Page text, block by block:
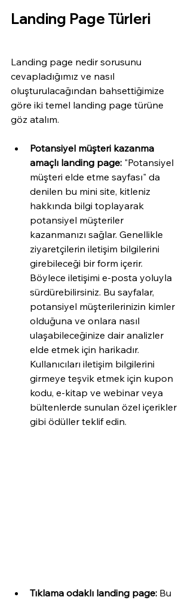
Landing Page Türleri
Landing page nedir sorusunu
cevapladığımız ve nasıl
oluşturulacağından bahsettiğimize
göre iki temel landing page türüne
göz atalım.
Potansiyel müşteri kazanma
amaçlı landing page: "Potansiyel
müşteri elde etme sayfası" da
denilen bu mini site, kitleniz
hakkında bilgi toplayarak
potansiyel müşteriler
kazanmanızı sağlar. Genellikle
ziyaretçilerin iletişim bilgilerini
girebileceği bir form içerir.
Böylece iletişimi e-posta yoluyla
sürdürebilirsiniz. Bu sayfalar,
potansiyel müşterilerinizin kimler
olduğuna ve onlara nasıl
ulaşabileceğinize dair analizler
elde etmek için harikadır.
Kullanıcıları iletişim bilgilerini
girmeye teşvik etmek için kupon
kodu, e-kitap ve webinar veya
bültenlerde sunulan özel içerikler
gibi ödüller teklif edin.
Tıklama odaklı landing page: Bu